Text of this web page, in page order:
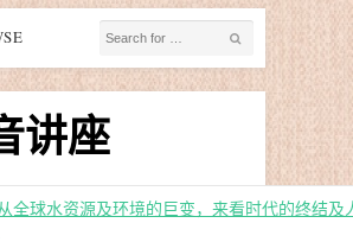
讲座
全球水资源及环境的巨变，来看时代的终结及